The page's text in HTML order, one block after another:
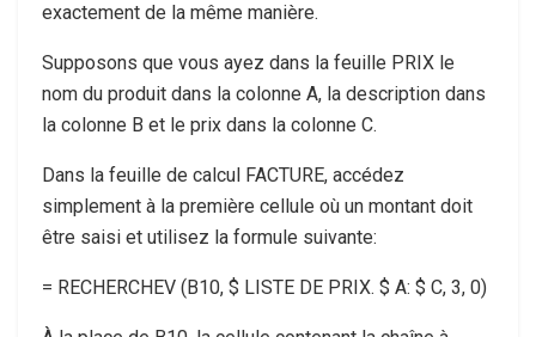
exactement de la même manière.
Supposons que vous ayez dans la feuille PRIX le
nom du produit dans la colonne A, la description dans
la colonne B et le prix dans la colonne C.
Dans la feuille de calcul FACTURE, accédez
simplement à la première cellule où un montant doit
être saisi et utilisez la formule suivante:
= RECHERCHEV (B10, $ LISTE DE PRIX. $ A: $ C, 3, 0)